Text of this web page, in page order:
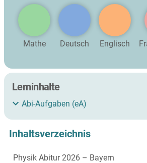
Mathe Deutsch Englisch
Lerninhalte
Abi-Aufgaben (eA)
Inhaltsverzeichnis
Physik Abitur 2026 – Bayern